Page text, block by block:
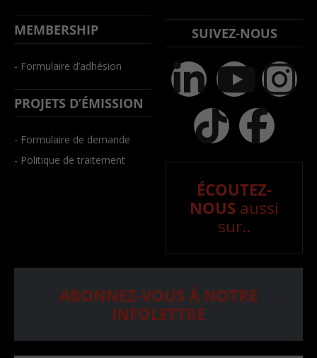
MEMBERSHIP
- Formulaire d’adhésion
PROJETS D’ÉMISSION
- Formulaire de demande
- Politique de traitement
SUIVEZ-NOUS
ÉCOUTEZ-
NOUS aussi
sur..
ABONNEZ-VOUS À NOTRE
INFOLETTRE